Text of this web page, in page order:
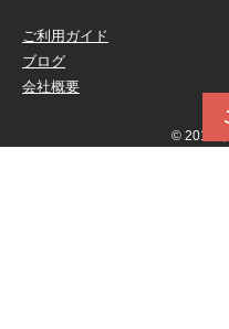
ご利用ガイド
ブログ
会社概要
© 2019